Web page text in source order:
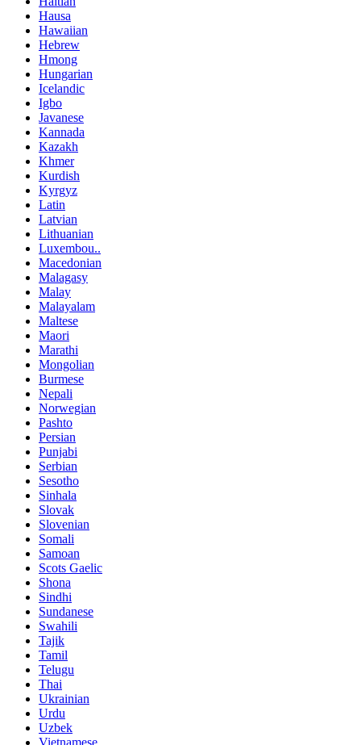
Hausa
Hawaiian
Hebrew
Hmong
Hungarian
Icelandic
Igbo
Javanese
Kannada
Kazakh
Khmer
Kurdish
Kyrgyz
Latin
Latvian
Lithuanian
Luxembou..
Macedonian
Malagasy
Malay
Malayalam
Maltese
Maori
Marathi
Mongolian
Burmese
Nepali
Norwegian
Pashto
Persian
Punjabi
Serbian
Sesotho
Sinhala
Slovak
Slovenian
Somali
Samoan
Scots Gaelic
Shona
Sindhi
Sundanese
Swahili
Tajik
Tamil
Telugu
Thai
Ukrainian
Urdu
Uzbek
Vietnamese